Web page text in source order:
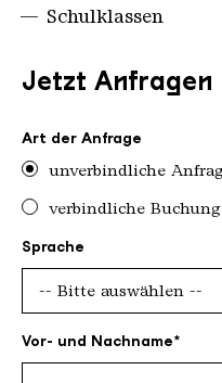
Schulklassen
Jetzt Anfragen
Art der Anfrage
unverbindliche
verbindliche Buchung
Sprache
Vor- und Nachname